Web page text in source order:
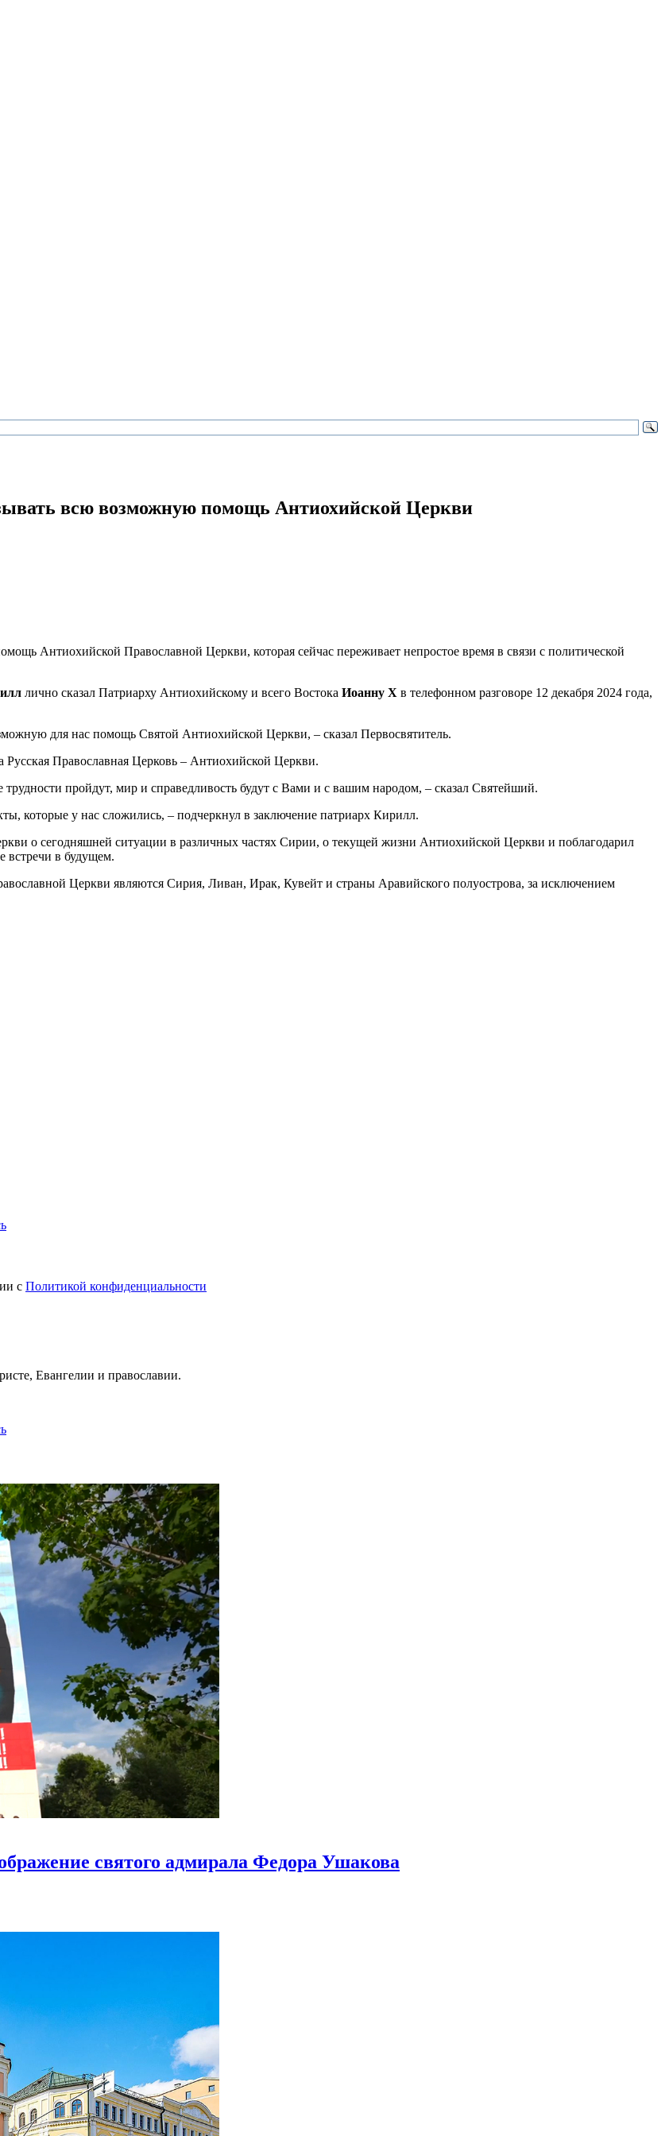
всю возможную помощь Антиохийской Церкви
Антиохийской Православной Церкви, которая сейчас переживает непростое время в связи с политической
лично сказал Патриарху Антиохийскому и всего Востока Иоанну Х в телефонном разговоре 12 декабря 2024 года,
для нас помощь Святой Антиохийской Церкви, – сказал Первосвятитель.
Православная Церковь – Антиохийской Церкви.
пройдут, мир и справедливость будут с Вами и с вашим народом, – сказал Святейший.
которые у нас сложились, – подчеркнул в заключение патриарх Кирилл.
о сегодняшней ситуации в различных частях Сирии, о текущей жизни Антиохийской Церкви и поблагодарил
встречи в будущем.
Церкви являются Сирия, Ливан, Ирак, Кувейт и страны Аравийского полуострова, за исключением
с Политикой конфиденциальности
Евангелии и православии.
святого адмирала Федора Ушакова